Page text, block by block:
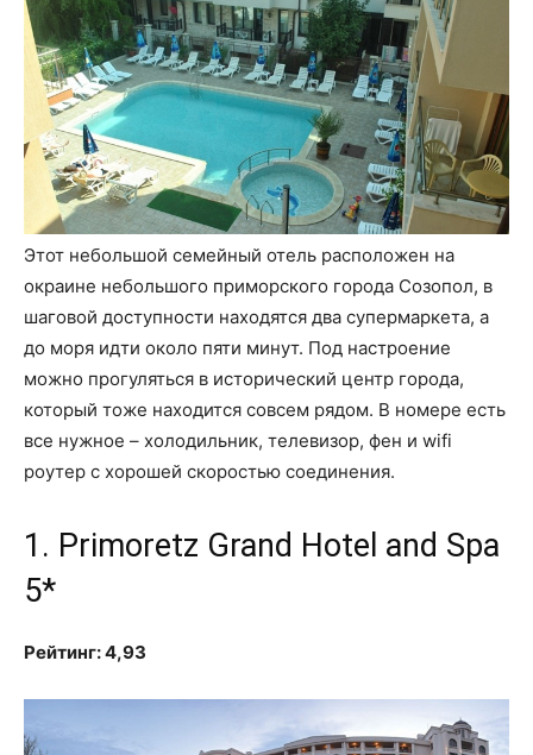
Этот небольшой семейный отель расположен на
окраине небольшого приморского города Созопол, в
шаговой доступности находятся два супермаркета, а
до моря идти около пяти минут. Под настроение
можно прогуляться в исторический центр города,
который тоже находится совсем рядом. В номере есть
все нужное – холодильник, телевизор, фен и wifi
роутер с хорошей скоростью соединения.
1. Primoretz Grand Hotel and Spa
5*
Рейтинг: 4,93